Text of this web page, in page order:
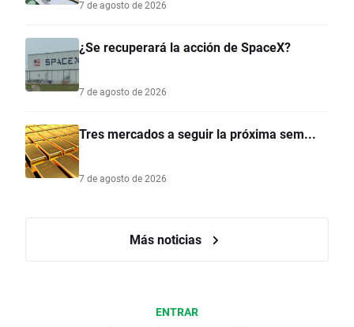
7 de agosto de 2026
¿Se recuperará la acción de SpaceX?
7 de agosto de 2026
Tres mercados a seguir la próxima sem...
7 de agosto de 2026
Más noticias
ENTRAR